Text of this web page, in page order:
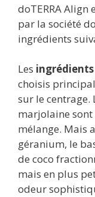
doTERRA Align
par la société
ingrédients
Les ingrédients
choisis
sur le centrage.
marjolaine sont
mélange. Mais
géranium, le
de coco
mais en plus
odeur